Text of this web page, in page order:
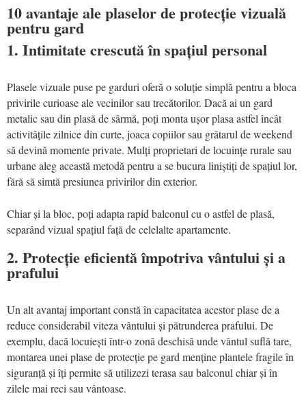
10 avantaje ale plaselor de protecție vizuală
pentru gard
1. Intimitate crescută în spațiul personal
Plasele vizuale puse pe garduri oferă o soluție simplă pentru a bloca
privirile curioase ale vecinilor sau trecătorilor. Dacă ai un gard
metalic sau din plasă de sârmă, poți monta ușor plasa astfel încât
activitățile zilnice din curte, joaca copiilor sau grătarul de weekend
să devină momente private. Mulți proprietari de locuințe rurale sau
urbane aleg această metodă pentru a se bucura liniștiți de spațiul lor,
fără să simtă presiunea privirilor din exterior.
Chiar și la bloc, poți adapta rapid balconul cu o astfel de plasă,
separând vizual spațiul față de celelalte apartamente.
2. Protecție eficientă împotriva vântului și a
prafului
Un alt avantaj important constă în capacitatea acestor plase de a
reduce considerabil viteza vântului și pătrunderea prafului. De
exemplu, dacă locuiești într-o zonă deschisă unde vântul suflă tare,
montarea unei plase de protecție pe gard menține plantele fragile în
siguranță și îți permite să utilizezi terasa sau balconul chiar și în
zilele mai reci sau vântoase.